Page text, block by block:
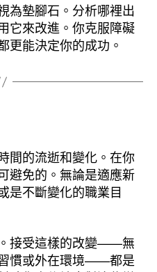
為墊腳石。分析哪裡出
它來改進。你克服障礙
更能決定你的成功。
間的流逝和變化。在你
避免的。無論是適應新
是不斷變化的職業目
接受這樣的改變——無
慣或外在環境——都是